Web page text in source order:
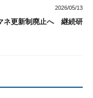
2026/05/13
ネ更新制廃止へ 継続研